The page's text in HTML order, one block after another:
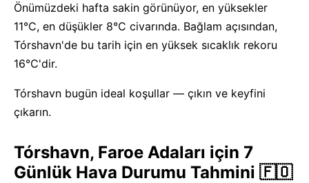
Önümüzdeki hafta sakin görünüyor, en yüksekler
11°C, en düşükler 8°C civarında. Bağlam açısından,
Tórshavn'de bu tarih için en yüksek sıcaklık rekoru
16°C'dir.
Tórshavn bugün ideal koşullar — çıkın ve keyfini
çıkarın.
Tórshavn, Faroe Adaları için 7
Günlük Hava Durumu Tahmini 🇫🇴